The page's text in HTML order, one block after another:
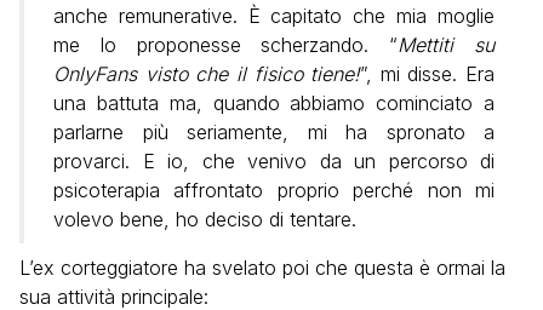
anche remunerative. È capitato che mia moglie
me lo proponesse scherzando. “Mettiti su
OnlyFans visto che il fisico tiene!”, mi disse. Era
una battuta ma, quando abbiamo cominciato a
parlarne più seriamente, mi ha spronato a
provarci. E io, che venivo da un percorso di
psicoterapia affrontato proprio perché non mi
volevo bene, ho deciso di tentare.
L’ex corteggiatore ha svelato poi che questa è ormai la
sua attività principale: